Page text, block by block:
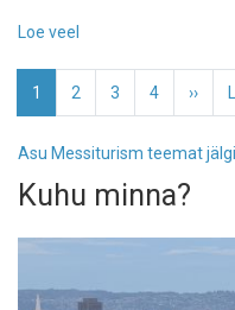
Loe veel
toob
reisiprofessionaale
kogu
Pagination
Eesolev
leht
1 Page
2 Page
3 Page
4
leht
››
Asu Messiturism teemat
Kuhu minna?